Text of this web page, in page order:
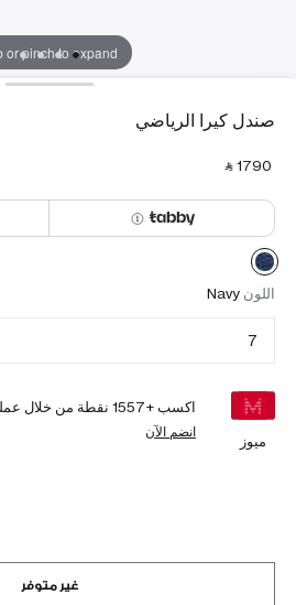
or pinch to expand
صندل كيرا الرياضي
‎ ⃁ ⁦1790⁩ ‎
اللون Navy
7
ميوز
اكسب +1557 نقطة من خلال
انضم الآن
غير متوفر